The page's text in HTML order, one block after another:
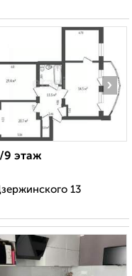
›
9 этаж
13